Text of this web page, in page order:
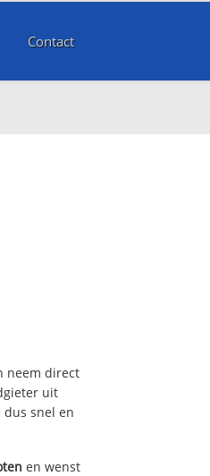
Contact
neem direct
uit
snel en
en wenst